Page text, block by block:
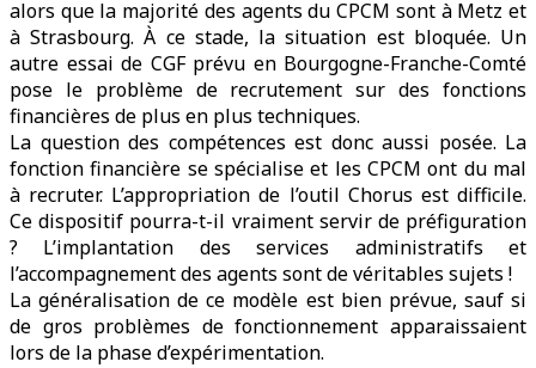
alors que la majorité des agents du CPCM sont à Metz et
à Strasbourg. À ce stade, la situation est bloquée. Un
autre essai de CGF prévu en Bourgogne-Franche-Comté
pose le problème de recrutement sur des fonctions
financières de plus en plus techniques.
La question des compétences est donc aussi posée. La
fonction financière se spécialise et les CPCM ont du mal
à recruter. L’appropriation de l’outil Chorus est difficile.
Ce dispositif pourra-t-il vraiment servir de préfiguration
? L’implantation des services administratifs et
l’accompagnement des agents sont de véritables sujets !
La généralisation de ce modèle est bien prévue, sauf si
de gros problèmes de fonctionnement apparaissaient
lors de la phase d’expérimentation.